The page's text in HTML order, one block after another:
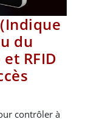
du
RFID
contrôler à